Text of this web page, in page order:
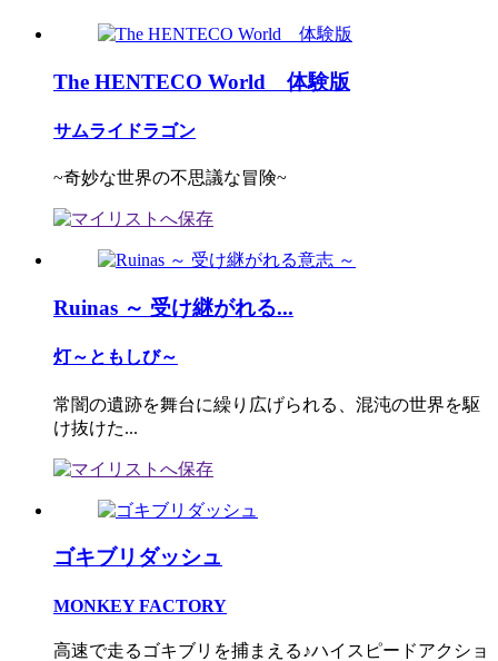
The HENTECO World 体験版
サムライドラゴン
~奇妙な世界の不思議な冒険~
Ruinas ～ 受け継がれる...
灯～ともしび～
常闇の遺跡を舞台に繰り広げられる、混沌の世界を駆
け抜けた...
ゴキブリダッシュ
MONKEY FACTORY
高速で走るゴキブリを捕まえる♪ハイスピードアクショ